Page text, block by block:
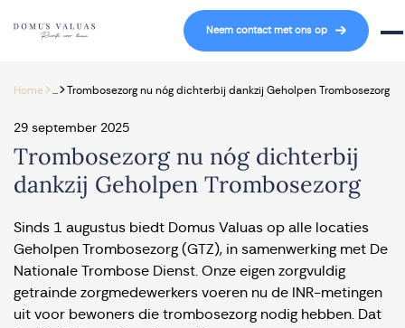
Navigatie overslaan
Neem contact met ons op
Home> >Trombosezorg nu nóg dichterbij dankzij Geholpen Trombosezorg
29 september 2025
Trombosezorg nu nóg dichterbij
dankzij Geholpen Trombosezorg
Sinds 1 augustus biedt Domus Valuas op alle locaties
Geholpen Trombosezorg (GTZ), in samenwerking met De
Nationale Trombose Dienst. Onze eigen zorgvuldig
getrainde zorgmedewerkers voeren nu de INR-metingen
uit voor bewoners die trombosezorg nodig hebben. Dat